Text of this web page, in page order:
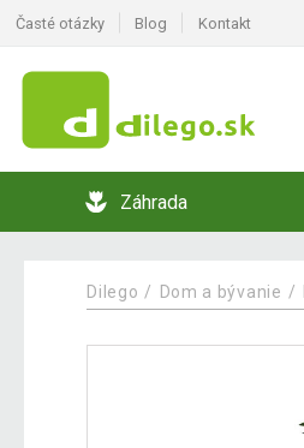
Časté otázky Blog Kontakt
Záhrada
Dilego Dom a bývanie